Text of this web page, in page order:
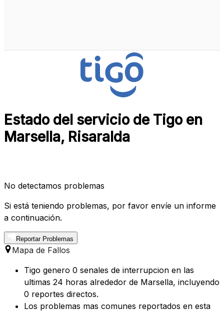
Estado del servicio de Tigo en
Marsella, Risaralda
No detectamos problemas
Si está teniendo problemas, por favor envíe un informe
a continuación.
Reportar Problemas
Mapa de Fallos
Tigo genero 0 senales de interrupcion en las
ultimas 24 horas alrededor de Marsella, incluyendo
0 reportes directos.
Los problemas mas comunes reportados en esta